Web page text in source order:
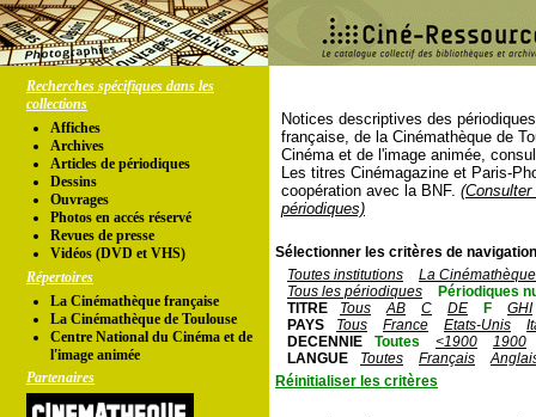
Recherches spécifiques dans les
collections
Affiches
Archives
Articles de périodiques
Dessins
Ouvrages
Photos en accés réservé
Revues de presse
Vidéos (DVD et VHS)
Répertoires
La Cinémathèque française
La Cinémathèque de Toulouse
Centre National du Cinéma et de
l'image animée
Partenaires
Notices descriptives des
française, de la Cinémathèque de
Cinéma et de l'image animée,
Les titres Cinémagazine et Paris-
coopération avec la BNF.
périodiques)
Sélectionner les critères de
Toutes institutions
La
Tous les périodiques
Périodiques
TITRE
Tous AB C DE F
GHI
PAYS
Tous France Etats-Unis
DECENNIE
Toutes <1900
1900
LANGUE
Toutes Français
Réinitialiser les critères